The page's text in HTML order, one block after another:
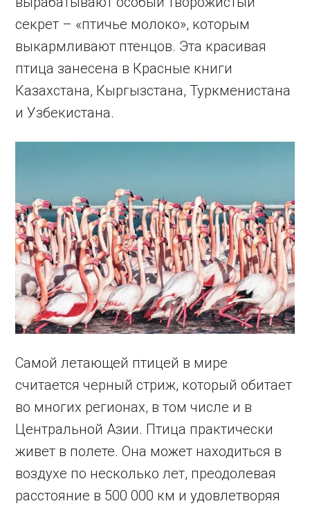
секрет – «птичье молоко», которым
выкармливают птенцов. Эта красивая
птица занесена в Красные книги
Казахстана, Кыргызстана, Туркменистана
и Узбекистана.
Самой летающей птицей в мире
считается черный стриж, который обитает
во многих регионах, в том числе и в
Центральной Азии. Птица практически
живет в полете. Она может находиться в
воздухе по несколько лет, преодолевая
расстояние в 500 000 км и удовлетворяя